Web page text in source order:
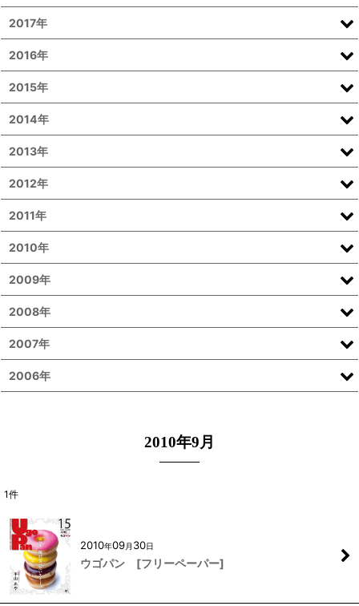
2010年9月
1件
2010年09月 30日
ウゴパン [フリーペーパー]
2017年
2016年
2015年
2014年
2013年
2012年
2011年
2010年
2009年
2008年
2007年
2006年